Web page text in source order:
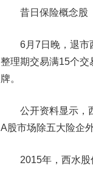
昔日保险概念股
6月7日晚，退市西
整理期交易满15个
牌。
公开资料显示，西
A股市场除五大险企
2015年，西水股份